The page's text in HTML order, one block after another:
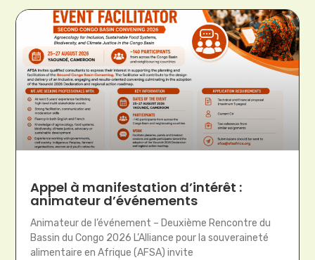
Appel à manifestation d’intérêt :
animateur d’événements
Animateur de l’événement – Deuxième Rencontre du
Bassin du Congo 2026 L’Alliance pour la souveraineté
alimentaire en Afrique (AFSA) invite